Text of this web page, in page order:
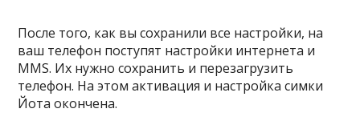
После того, как вы сохранили все настройки, на
ваш телефон поступят настройки интернета и
MMS. Их нужно сохранить и перезагрузить
телефон. На этом активация и настройка симки
Йота окончена.